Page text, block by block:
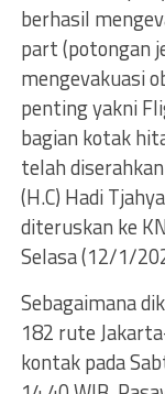
berhasil
part (potongan
mengevakuasi
penting yakni
bagian kotak
telah
(H.C) Hadi
diteruskan ke
Selasa (12/1/
Sebagaimana
182 rute
kontak pada